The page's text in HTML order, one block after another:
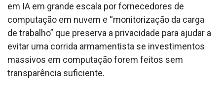
em IA em grande escala por fornecedores de
computação em nuvem e “monitorização da carga
de trabalho” que preserva a privacidade para ajudar a
evitar uma corrida armamentista se investimentos
massivos em computação forem feitos sem
transparência suficiente.